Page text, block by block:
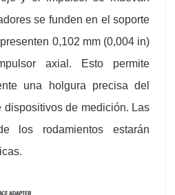
se funden en el soporte
0,102 mm (0,004 in)
axial. Esto permite
una holgura precisa del
dispositivos de medición. Las
los rodamientos estarán